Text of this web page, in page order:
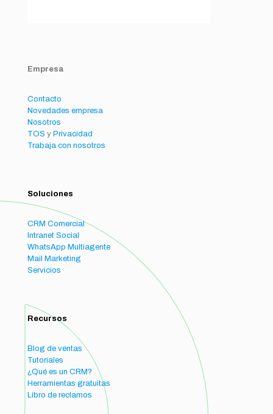
Empresa
Contacto
Novedades empresa
Nosotros
TOS y Privacidad
Trabaja con nosotros
Soluciones
CRM Comercial
Intranet Social
WhatsApp Multiagente
Mail Marketing
Servicios
Recursos
Blog de ventas
Tutoriales
¿Qué es un CRM?
Herramientas gratuitas
Libro de reclamos